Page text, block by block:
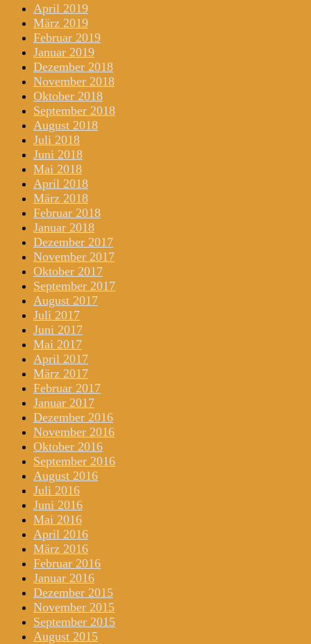
April 2019
März 2019
Februar 2019
Januar 2019
Dezember 2018
November 2018
Oktober 2018
September 2018
August 2018
Juli 2018
Juni 2018
Mai 2018
April 2018
März 2018
Februar 2018
Januar 2018
Dezember 2017
November 2017
Oktober 2017
September 2017
August 2017
Juli 2017
Juni 2017
Mai 2017
April 2017
März 2017
Februar 2017
Januar 2017
Dezember 2016
November 2016
Oktober 2016
September 2016
August 2016
Juli 2016
Juni 2016
Mai 2016
April 2016
März 2016
Februar 2016
Januar 2016
Dezember 2015
November 2015
September 2015
August 2015